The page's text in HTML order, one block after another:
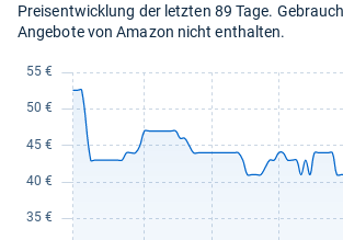
Preisentwicklung der letzten 89 Tage.
Angebote von Amazon nicht enthalten.